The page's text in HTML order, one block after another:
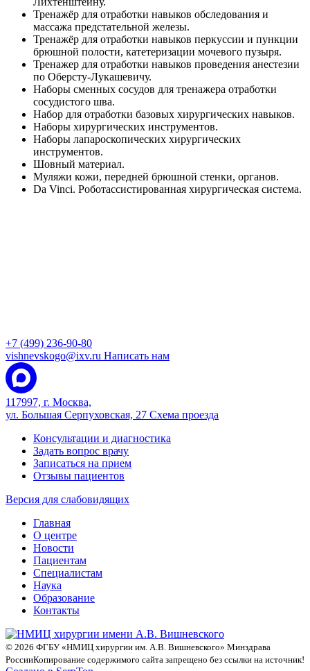
Тренажёр для отработки навыков обследования и
массажа предстательной железы.
Тренажёр для отработки навыков перкуссии и пункции
брюшной полости, катетеризации мочевого пузыря.
Тренажер для отработки навыков проведения анестезии
по Оберсту-Лукашевичу.
Наборы сменных сосудов для тренажера отработки
сосудистого шва.
Набор для отработки базовых хирургических навыков.
Наборы хирургических инструментов.
Наборы лапароскопических хирургических
инструментов.
Шовный материал.
Муляжи кожи, передней брюшной стенки, органов.
Da Vinci. Роботассистированная хирургическая система.
+7 (499) 236-90-80
vishnevskogo@ixv.ru Написать нам
117997, г. Москва,
ул. Большая Серпуховская, 27 Схема проезда
Консультации и диагностика
Задать вопрос врачу
Записаться на прием
Отзывы пациентов
Версия для слабовидящих
Главная
О центре
Новости
Пациентам
Специалистам
Наука
Образование
Контакты
© 2026 ФГБУ «НМИЦ хирургии им. А.В. Вишневского» Минздрава
РоссииКопирование содержимого сайта запрещено без ссылки на источник!